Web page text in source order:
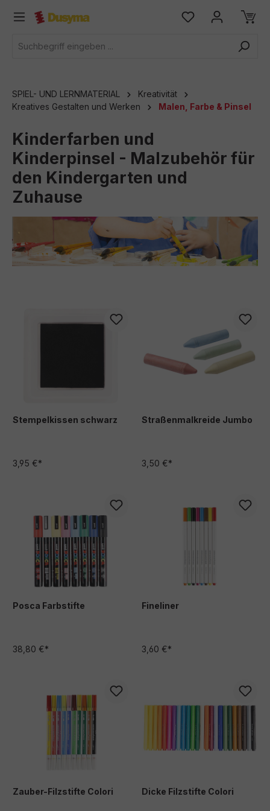
springen
SPIEL- UND LERNMATERIAL
Kreativität
Kreatives Gestalten und Werken
Malen, Farbe & Pinsel
Kinderfarben und
Kinderpinsel - Malzubehör für
den Kindergarten und
Zuhause
Stempelkissen schwarz
3,95 €*
Straßenmalkreide Jumbo
3,50 €*
Posca Farbstifte
38,80 €*
Fineliner
3,60 €*
Zauber-Filzstifte Colori Dicke Filzstifte Colori